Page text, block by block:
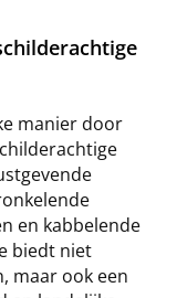
manier door
en kabbelende
biedt niet
maar ook een